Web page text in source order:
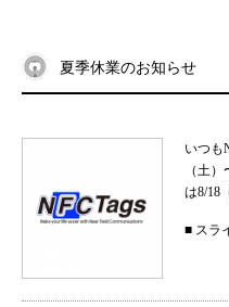
夏季休業のお知らせ
いつも
（土
は8/18
■ スラ